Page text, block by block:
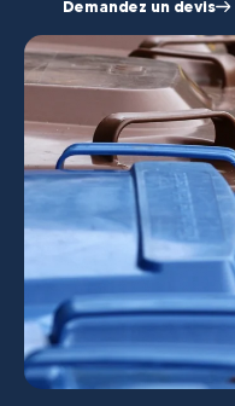
Demandez un devis